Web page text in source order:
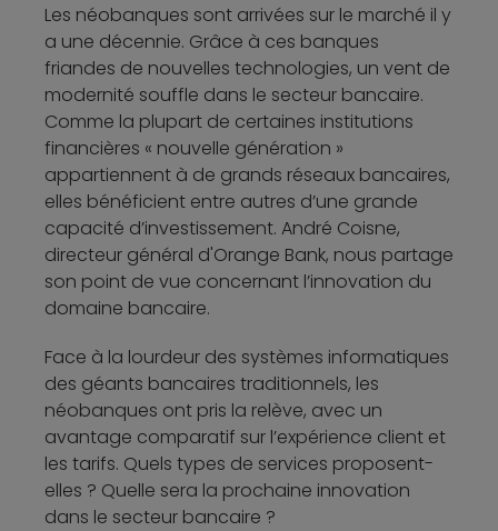
Les néobanques sont arrivées sur le marché il y
a une décennie. Grâce à ces banques
friandes de nouvelles technologies, un vent de
modernité souffle dans le secteur bancaire.
Comme la plupart de certaines institutions
financières « nouvelle génération »
appartiennent à de grands réseaux bancaires,
elles bénéficient entre autres d’une grande
capacité d’investissement. André Coisne,
directeur général d'Orange Bank, nous partage
son point de vue concernant l’innovation du
domaine bancaire.
Face à la lourdeur des systèmes informatiques
des géants bancaires traditionnels, les
néobanques ont pris la relève, avec un
avantage comparatif sur l’expérience client et
les tarifs. Quels types de services proposent-
elles ? Quelle sera la prochaine innovation
dans le secteur bancaire ?